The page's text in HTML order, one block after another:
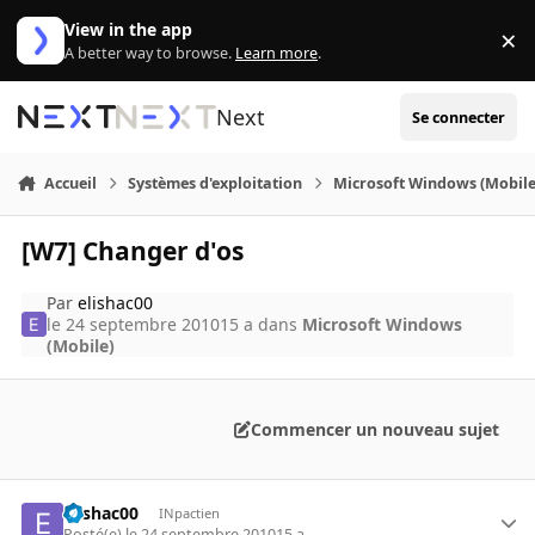
Aller au contenu
View in the app
A better way to browse. Learn more. ×
Next Se connecter
Accueil Systèmes d'exploitation Microsoft Windows
[W7] Changer d'os
Parelishac00
le 24 septembre 201015 a dans Microsoft Windows
(Mobile)
Commencer un nouveau sujet
elishac00 INpactien